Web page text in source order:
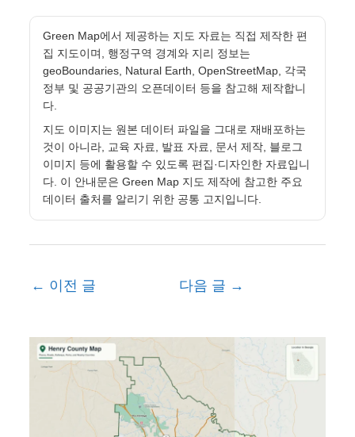
Green Map에서 제공하는 지도 자료는 직접 제작한 편
집 지도이며, 행정구역 경계와 지리 정보는
geoBoundaries, Natural Earth, OpenStreetMap, 각국
정부 및 공공기관의 오픈데이터 등을 참고해 제작합니
다.
지도 이미지는 원본 데이터 파일을 그대로 재배포하는
것이 아니라, 교육 자료, 발표 자료, 문서 제작, 블로그
이미지 등에 활용할 수 있도록 편집·디자인한 자료입니
다. 이 안내문은 Green Map 지도 제작에 참고한 주요
데이터 출처를 알리기 위한 공통 고지입니다.
← 이전 글 다음 글 →